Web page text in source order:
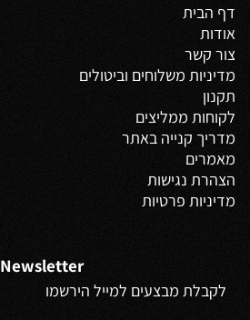
דף הבית
אודות
צור קשר
מדיניות משלוחים וביטולים
תקנון
לקוחות ממליצים
מדריך קנייה באתר
מאמרים
הצהרת נגישות
מדיניות פרטיות
Newsletter
לקבלת מבצעים למייל הירשמו